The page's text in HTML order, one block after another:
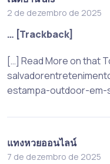
2 de dezembro de 2025
… [Trackback]
[…] Read More on that
estampa-outdoor-em-
แทงหวยออนไลน์
7 de dezembro de 2025